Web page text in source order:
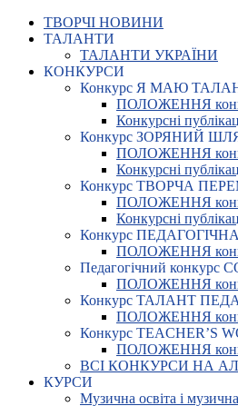
ТВОРЧІ НОВИНИ
ТАЛАНТИ
ТАЛАНТИ УКРАЇНИ
КОНКУРСИ
Конкурс Я МАЮ
ПОЛОЖЕННЯ
Конкурсні
Конкурс ЗОРЯНИЙ
ПОЛОЖЕННЯ
Конкурсні
Конкурс ТВОРЧА
ПОЛОЖЕННЯ
Конкурсні
Конкурс
ПОЛОЖЕННЯ
Педагогічний
ПОЛОЖЕННЯ
Конкурс ТАЛАНТ
ПОЛОЖЕННЯ
Конкурс TEACHER’S
ПОЛОЖЕННЯ
ВСІ КОНКУРСИ НА
КУРСИ
Музична освіта і